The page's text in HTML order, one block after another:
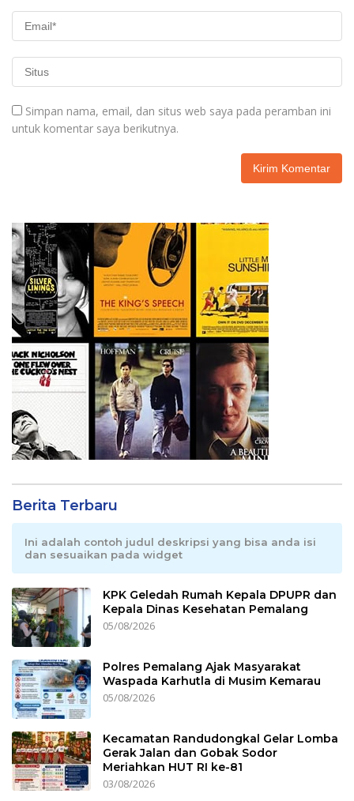
Simpan nama, email, dan situs web saya pada peramban ini
untuk komentar saya berikutnya.
Berita Terbaru
Ini adalah contoh judul deskripsi yang bisa anda isi
dan sesuaikan pada widget
KPK Geledah Rumah Kepala DPUPR dan
Kepala Dinas Kesehatan Pemalang
05/08/2026
Polres Pemalang Ajak Masyarakat
Waspada Karhutla di Musim Kemarau
05/08/2026
Kecamatan Randudongkal Gelar Lomba
Gerak Jalan dan Gobak Sodor
Meriahkan HUT RI ke-81
03/08/2026